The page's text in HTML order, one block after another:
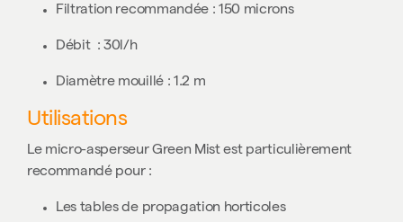
Filtration recommandée : 150 microns
Débit : 30l/h
Diamètre mouillé : 1.2 m
Utilisations
Le micro-asperseur Green Mist est particulièrement
recommandé pour :
Les tables de propagation horticoles